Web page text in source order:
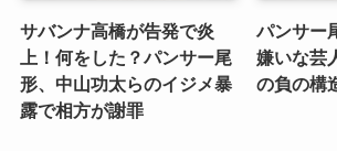
サバンナ高橋が告発で炎
上！何をした？パンサー尾
形、中山功太らのイジメ暴
露で相方が謝罪
パンサー
嫌いな芸
の負の構